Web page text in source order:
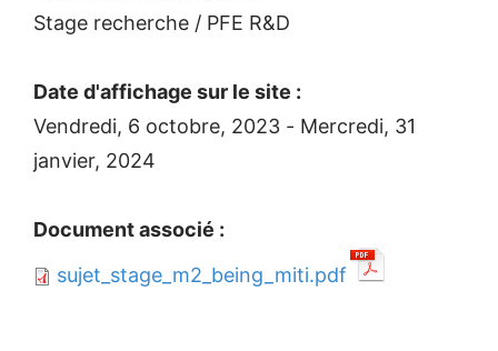
Stage recherche / PFE R&D
Date d'affichage sur le site :
Vendredi, 6 octobre, 2023 - Mercredi, 31
janvier, 2024
Document associé :
sujet_stage_m2_being_miti.pdf